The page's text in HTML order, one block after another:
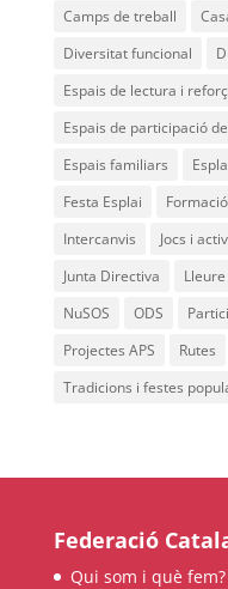
Camps de treball
Diversitat funcional
Espais de lectura i
Espais de participació
Espais familiars
Festa Esplai
Formació
Intercanvis
Jocs i
Junta Directiva
NuSOS
ODS
Projectes APS
Rutes
Tradicions i festes
Federació
Qui som i què fem?
ACCIÓ
SUPORT
CONEIX FUNDESPLAI
L'equip